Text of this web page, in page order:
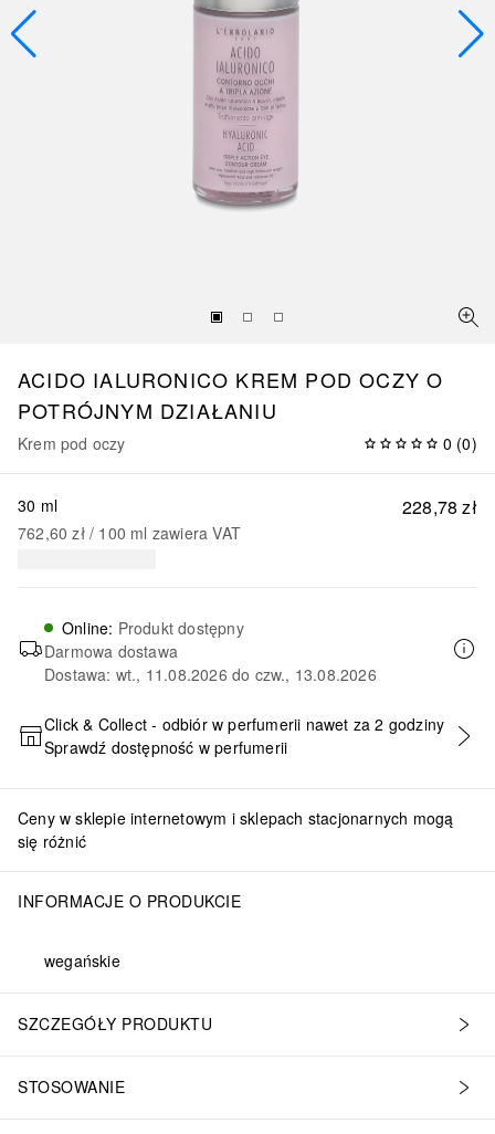
ACIDO IALURONICO KREM POD OCZY O
POTRÓJNYM DZIAŁANIU
Krem pod oczy 0 (0)
228,78 zł
30 ml
762,60 zł / 100 ml zawiera VAT
Online: Produkt dostępny
Darmowa dostawa
Dostawa: wt., 11.08.2026 do czw., 13.08.2026
DODAJ DO KOSZYKA
Click & Collect - odbiór w perfumerii nawet za 2 godziny
Sprawdź dostępność w perfumerii
Ceny w sklepie internetowym i sklepach stacjonarnych mogą
się różnić
INFORMACJE O PRODUKCIE
wegańskie
SZCZEGÓŁY PRODUKTU
STOSOWANIE